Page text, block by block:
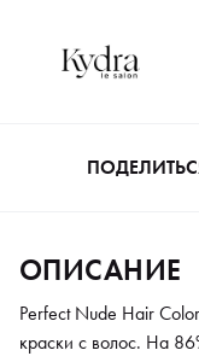
не затрагивает
относится к
В состав входят
мягкими и лёгкими в
увлажняют и питают.
ОПИСАНИЕ
Perfect Nude Hair
краски с волос. На